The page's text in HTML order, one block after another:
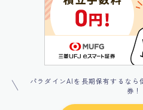
パラダインAIを長期保有するなら
券！